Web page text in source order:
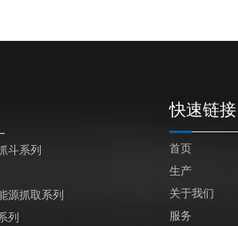
斗系列
源抓取系列
列
快速链接
首页
生产
关于我们
服务